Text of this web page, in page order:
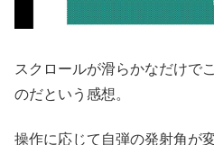
スクロールが滑らかなだけで
のだという感想。
操作に応じて自弾の発射角が